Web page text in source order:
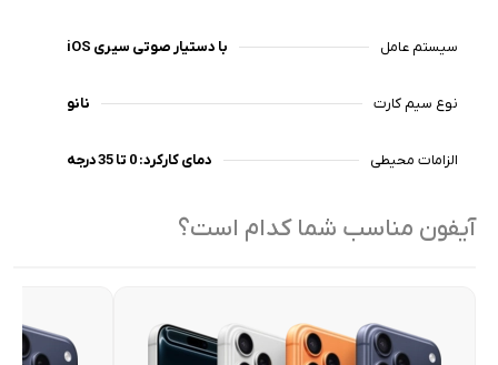
سیستم عامل iOS با دستیار صوتی سیری
نوع سیم کارت نانو
الزامات محیطی دمای کارکرد: 0 تا 35 درجه
آیفون مناسب شما کدام است؟